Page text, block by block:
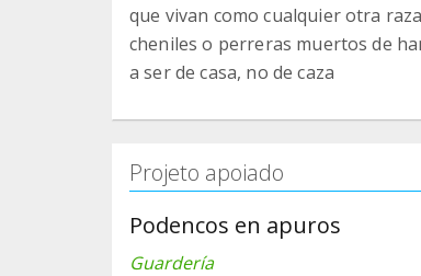
que vivan como cualquier otra
cheniles o perreras muertos de
a ser de casa, no de caza
Projeto apoiado
Podencos en apuros
Guardería